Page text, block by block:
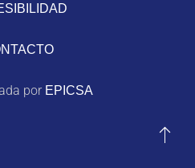
por EPICSA